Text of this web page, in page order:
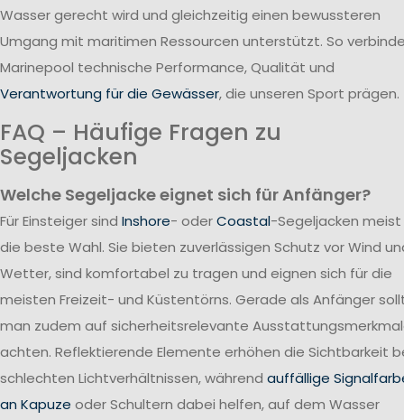
Wasser gerecht wird und gleichzeitig einen bewussteren
Umgang mit maritimen Ressourcen unterstützt. So
Marinepool technische Performance, Qualität und
Verantwortung für die Gewässer, die unseren Sport prägen.
FAQ – Häufige Fragen zu
Segeljacken
Welche Segeljacke eignet sich für Anfänger?
Für Einsteiger sind Inshore- oderCoastal-Segeljacken meist
die beste Wahl. Sie bieten zuverlässigen Schutz vor Wind
Wetter, sind komfortabel zu tragen und eignen sich für die
meisten Freizeit- und Küstentörns. Gerade als Anfänger
man zudem auf sicherheitsrelevante
achten. Reflektierende Elemente erhöhen die Sichtbarkeit
schlechten Lichtverhältnissen, während auffällige
an Kapuze oder Schultern dabei helfen, auf dem Wasser